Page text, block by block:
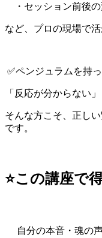
・セッション前後の
など、プロの現場で
✅ペンジュラムを持
「反応が分からない
そんな方こそ、正し
です。
⭐この講座で
自分の本音・魂の